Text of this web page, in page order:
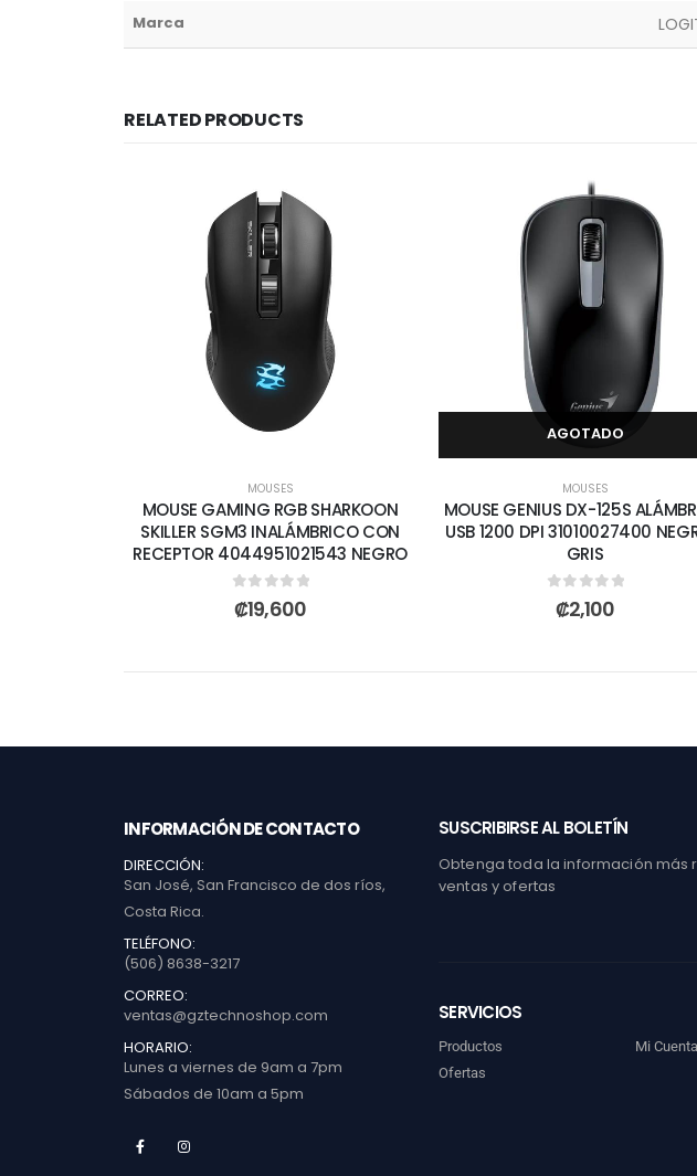
Marca
RELATED PRODUCTS
MOUSES
MOUSE GAMING RGB SHARKOON
SKILLER SGM3 INALÁMBRICO CON
RECEPTOR 4044951021543 NEGRO
0out of 5
₡19,600
AGOTADO
MOUSES
MOUSE GENIUS DX-125S
USB 1200 DPI 31010027400
GRIS
out of 5
₡2,100
INFORMACIÓN DE CONTACTO
DIRECCIÓN:
San José, San Francisco de dos ríos,
Costa Rica.
TELÉFONO:
(506) 8638-3217
CORREO:
ventas@gztechnoshop.com
HORARIO:
Lunes a viernes de 9am a 7pm
Sábados de 10am a 5pm
SUSCRIBIRSE AL BOLETÍN
Obtenga toda la información más
ventas y ofertas
SERVICIOS
Productos
Ofertas
Mi Cuenta